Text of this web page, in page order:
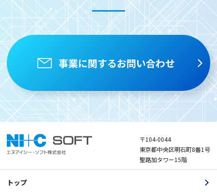
事業に関するお問い合わせ
〒104-0044
東京都中央区明石町8番1号
聖路加タワー15階
トップ